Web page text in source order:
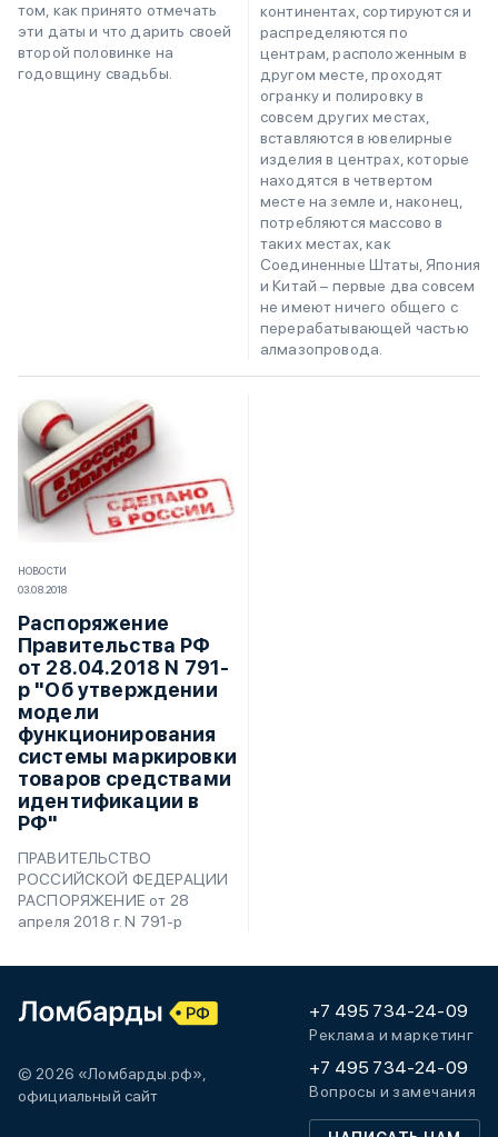
том, как принято отмечать
эти даты и что дарить своей
второй половинке на
годовщину свадьбы.
континентах, сортируются и
распределяются по
центрам, расположенным в
другом месте, проходят
огранку и полировку в
совсем других местах,
вставляются в ювелирные
изделия в центрах, которые
находятся в четвертом
месте на земле и, наконец,
потребляются массово в
таких местах, как
Соединенные Штаты, Япония
и Китай – первые два совсем
не имеют ничего общего с
перерабатывающей частью
алмазопровода.
НОВОСТИ
03.08.2018
Распоряжение
Правительства РФ
от 28.04.2018 N 791-
р "Об утверждении
модели
функционирования
системы маркировки
товаров средствами
идентификации в
РФ"
ПРАВИТЕЛЬСТВО
РОССИЙСКОЙ ФЕДЕРАЦИИ
РАСПОРЯЖЕНИЕ от 28
апреля 2018 г. N 791-р
© 2026 «Ломбарды.рф»,
официальный сайт
+7 495 734-24-09
Реклама и маркетинг
+7 495 734-24-09
Вопросы и замечания